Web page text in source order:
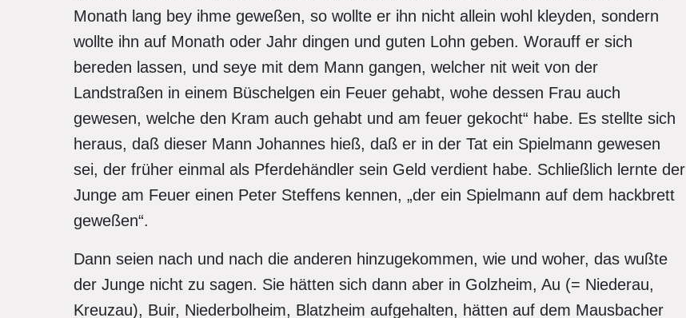
Monath lang bey ihme geweßen, so wollte er ihn nicht allein wohl kleyden, sondern
wollte ihn auf Monath oder Jahr dingen und guten Lohn geben. Worauff er sich
bereden lassen, und seye mit dem Mann gangen, welcher nit weit von der
Landstraßen in einem Büschelgen ein Feuer gehabt, wohe dessen Frau auch
gewesen, welche den Kram auch gehabt und am feuer gekocht“ habe. Es stellte sich
heraus, daß dieser Mann Johannes hieß, daß er in der Tat ein Spielmann gewesen
sei, der früher einmal als Pferdehändler sein Geld verdient habe. Schließlich lernte der
Junge am Feuer einen Peter Steffens kennen, „der ein Spielmann auf dem hackbrett
geweßen“.
Dann seien nach und nach die anderen hinzugekommen, wie und woher, das wußte
der Junge nicht zu sagen. Sie hätten sich dann aber in Golzheim, Au (= Niederau,
Kreuzau), Buir, Niederbolheim, Blatzheim aufgehalten, hätten auf dem Mausbacher